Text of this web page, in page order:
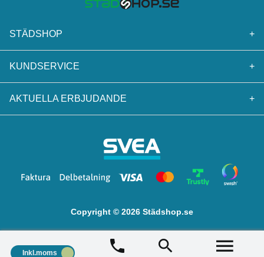
STÄDSHOP +
KUNDSERVICE +
AKTUELLA ERBJUDANDE +
Copyright © 2026 Städshop.se
Inkl.moms